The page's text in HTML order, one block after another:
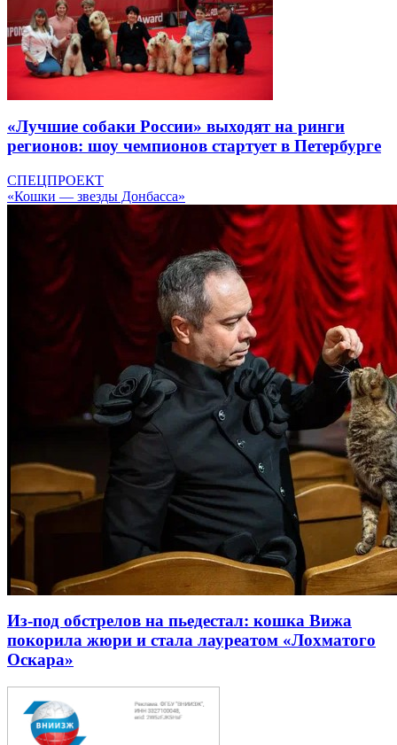
«Лучшие собаки России» выходят на ринги
регионов: шоу чемпионов стартует в Петербурге
СПЕЦПРОЕКТ
«Кошки — звезды Донбасса»
Из-под обстрелов на пьедестал: кошка Вижа
покорила жюри и стала лауреатом «Лохматого
Оскара»